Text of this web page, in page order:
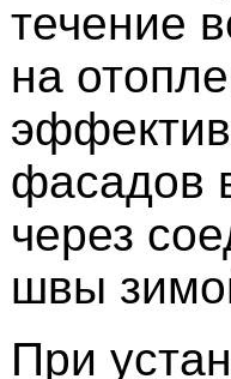
течение
на
фасадов
через
швы
При